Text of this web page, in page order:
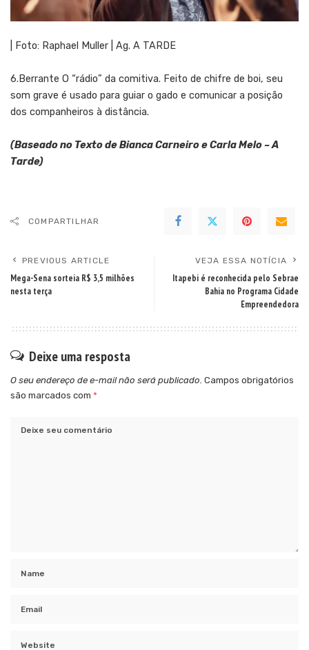
| Foto: Raphael Muller | Ag. A TARDE
6.Berrante O “rádio” da comitiva. Feito de chifre de boi, seu
som grave é usado para guiar o gado e comunicar a posição
dos companheiros à distância.
(Baseado no Texto de Bianca Carneiro e Carla Melo – A
Tarde)
COMPARTILHAR
PREVIOUS ARTICLE
Mega-Sena sorteia R$ 3,5 milhões
nesta terça
VEJA ESSA NOTÍCIA
Itapebi é reconhecida pelo Sebrae
Bahia no Programa Cidade
Empreendedora
Deixe uma resposta
O seu endereço de e-mail não será publicado. Campos obrigatórios
são marcados com *